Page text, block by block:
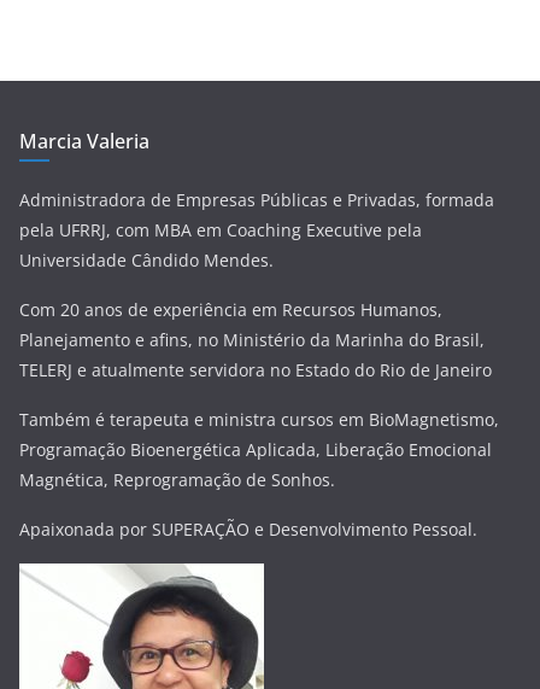
Marcia Valeria
Administradora de Empresas Públicas e Privadas, formada
pela UFRRJ, com MBA em Coaching Executive pela
Universidade Cândido Mendes.
Com 20 anos de experiência em Recursos Humanos,
Planejamento e afins, no Ministério da Marinha do Brasil,
TELERJ e atualmente servidora no Estado do Rio de Janeiro
Também é terapeuta e ministra cursos em BioMagnetismo,
Programação Bioenergética Aplicada, Liberação Emocional
Magnética, Reprogramação de Sonhos.
Apaixonada por SUPERAÇÃO e Desenvolvimento Pessoal.